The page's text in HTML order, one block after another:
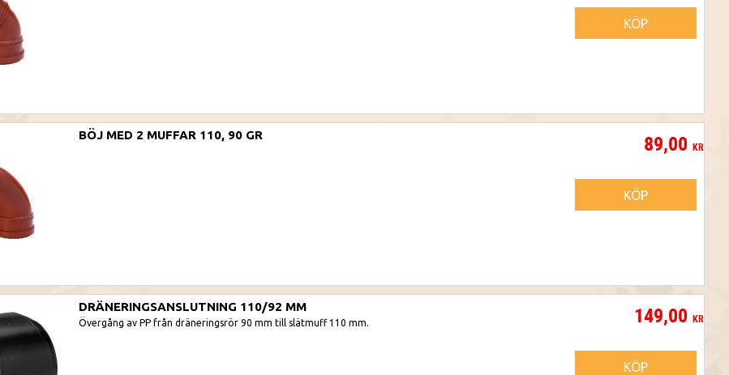
KÖP
BÖJ MED 2 MUFFAR 110, 90 GR 89,00 KR
KÖP
DRÄNERINGSANSLUTNING 110/92 MM
Övergång av PP från dräneringsrör 90 mm till slätmuff 110 mm. 149,00 KR
KÖP